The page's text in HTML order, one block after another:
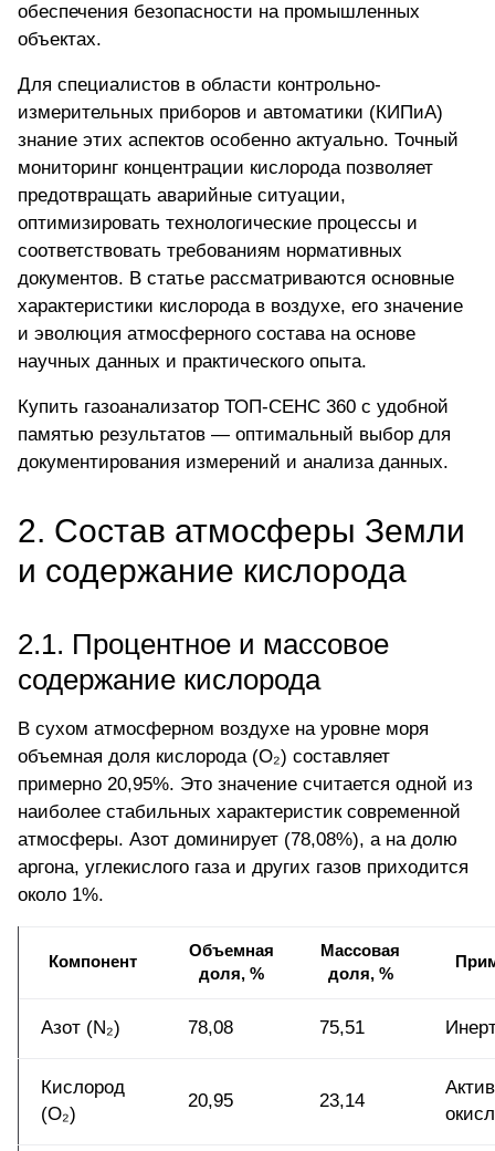
обеспечения безопасности на промышленных
объектах.
Для специалистов в области контрольно-
измерительных приборов и автоматики (КИПиА)
знание этих аспектов особенно актуально. Точный
мониторинг концентрации кислорода позволяет
предотвращать аварийные ситуации,
оптимизировать технологические процессы и
соответствовать требованиям нормативных
документов. В статье рассматриваются основные
характеристики кислорода в воздухе, его значение
и эволюция атмосферного состава на основе
научных данных и практического опыта.
Купить газоанализатор ТОП-СЕНС 360 с удобной
памятью результатов — оптимальный выбор для
документирования измерений и анализа данных.
2. Состав атмосферы Земли
и содержание кислорода
2.1. Процентное и массовое
содержание кислорода
В сухом атмосферном воздухе на уровне моря
объемная доля кислорода(O₂) составляет
примерно 20,95%. Это значение считается одной из
наиболее стабильных характеристик современной
атмосферы. Азот доминирует (78,08%), а на долю
аргона, углекислого газа и других газов приходится
около 1%.
Компонент
Объемная
доля, %
Массовая
доля, %
Азот (N₂) 78,08 75,51
Кислород
(O₂)
20,95 23,14